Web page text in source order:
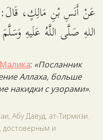
عَنْ أَنَسِ بْنِ مَالِكٍ،
اللهِ صَلَّى اللَّهُ عَلَيهِ
: «Посланник
Аллаха, больше
накидки с узорами».
Абу Давуд, ат-Тирмизи.
достоверным и